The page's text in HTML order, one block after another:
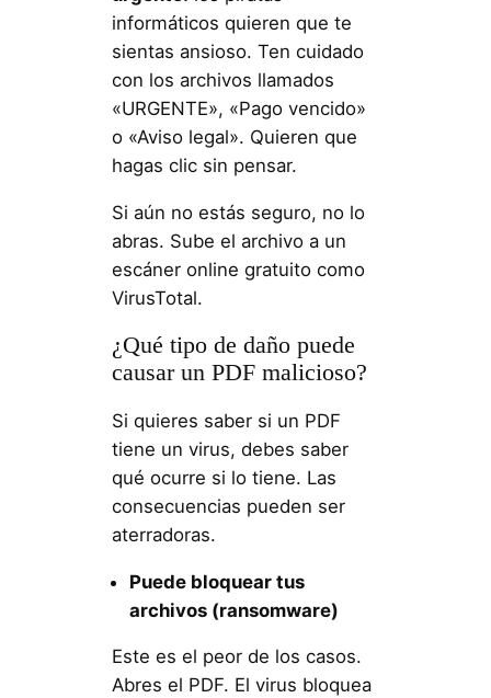
informáticos quieren que te
sientas ansioso. Ten cuidado
con los archivos llamados
«URGENTE», «Pago vencido»
o «Aviso legal». Quieren que
hagas clic sin pensar.
Si aún no estás seguro, no lo
abras. Sube el archivo a un
escáner online gratuito como
VirusTotal.
¿Qué tipo de daño puede
causar un PDF malicioso?
Si quieres saber si un PDF
tiene un virus, debes saber
qué ocurre si lo tiene. Las
consecuencias pueden ser
aterradoras.
Puede bloquear tus
archivos (ransomware)
Este es el peor de los casos.
Abres el PDF. El virus bloquea